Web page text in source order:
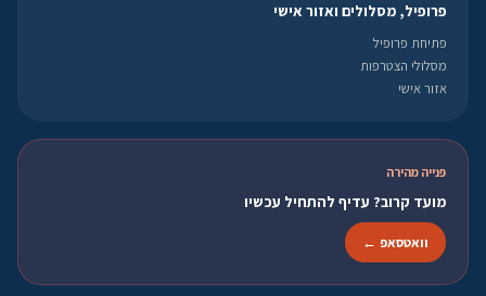
פרופיל, מסלולים ואזור אישי
פתיחת פרופיל
מסלולי הצטרפות
אזור אישי
פנייה מהירה
מועד קרוב? עדיף להתחיל עכשיו
וואטסאפ ←